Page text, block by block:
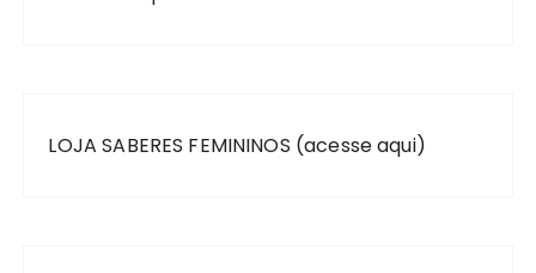
LOJA SABERES FEMININOS (acesse aqui)